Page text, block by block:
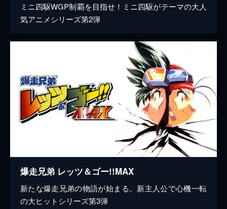
ミニ四駆WGP制覇を目指せ！ミニ四駆がテーマの大人
気アニメシリーズ第2弾
爆走兄弟 レッツ＆ゴー!!MAX
新たな爆走兄弟の物語が始まる。新主人公で心機一転
の大ヒットシリーズ第3弾